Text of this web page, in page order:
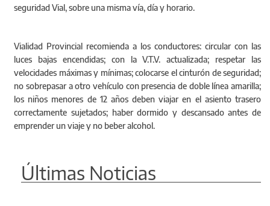
seguridad Vial, sobre una misma vía, día y horario.
Vialidad Provincial recomienda a los conductores: circular con las
luces bajas encendidas; con la V.T.V. actualizada; respetar las
velocidades máximas y mínimas; colocarse el cinturón de seguridad;
no sobrepasar a otro vehículo con presencia de doble línea amarilla;
los niños menores de 12 años deben viajar en el asiento trasero
correctamente sujetados; haber dormido y descansado antes de
emprender un viaje y no beber alcohol.
Últimas Noticias